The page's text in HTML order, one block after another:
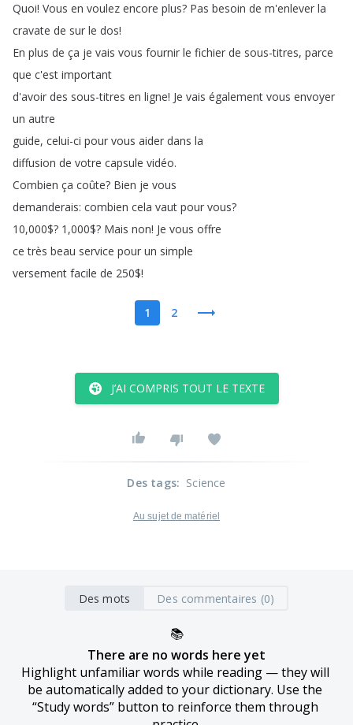
Quoi! Vous en voulez encore plus? Pas besoin de m'enlever la
cravate de sur le dos!
En plus de ça je vais vous fournir le fichier de sous-titres, parce
que c'est important
d'avoir des sous-titres en ligne! Je vais également vous envoyer
un autre
guide, celui-ci pour vous aider dans la
diffusion de votre capsule vidéo.
Combien ça coûte? Bien je vous
demanderais: combien cela vaut pour vous?
10,000$? 1,000$? Mais non! Je vous offre
ce très beau service pour un simple
versement facile de 250$!
1 2
J’AI COMPRIS TOUT LE TEXTE
Des tags: Science
Au sujet de matériel
Des mots Des commentaires (0)
📚
There are no words here yet
Highlight unfamiliar words while reading — they will
be automatically added to your dictionary. Use the
“Study words” button to reinforce them through